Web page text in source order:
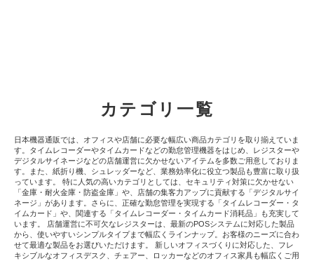
カテゴリ一覧
日本機器通販では、オフィスや店舗に必要な幅広い商品カテゴリを取り揃えていま
す。タイムレコーダーやタイムカードなどの勤怠管理機器をはじめ、レジスターや
デジタルサイネージなどの店舗運営に欠かせないアイテムを多数ご用意しておりま
す。また、紙折り機、シュレッダーなど、業務効率化に役立つ製品も豊富に取り扱
っています。 特に人気の高いカテゴリとしては、セキュリティ対策に欠かせない
「金庫・耐火金庫・防盗金庫」や、店舗の集客力アップに貢献する「デジタルサイ
ネージ」があります。さらに、正確な勤怠管理を実現する「タイムレコーダー・タ
イムカード」や、関連する「タイムレコーダー・タイムカード消耗品」も充実して
います。 店舗運営に不可欠なレジスターは、最新のPOSシステムに対応した製品
から、使いやすいシンプルタイプまで幅広くラインナップ。お客様のニーズに合わ
せて最適な製品をお選びいただけます。 新しいオフィスづくりに対応した、フレ
キシブルなオフィスデスク、チェアー、ロッカーなどのオフィス家具も幅広くご用